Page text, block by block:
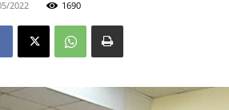
2022 1690